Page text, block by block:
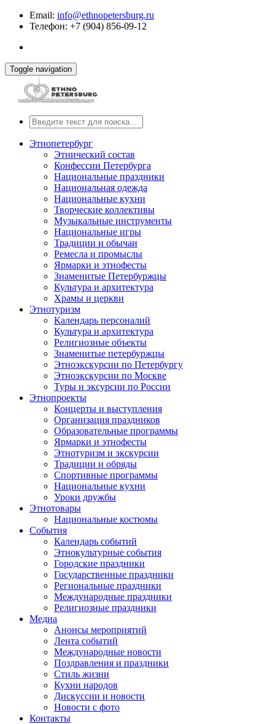
Email: info@ethnopetersburg.ru
Телефон: +7 (904) 856-09-12
Toggle navigation
Этнопетербург
Этнический состав
Конфессии Петербурга
Национальные праздники
Национальная одежда
Национальные кухни
Творческие коллективы
Музыкальные инструменты
Национальные игры
Традиции и обычаи
Ремесла и промыслы
Ярмарки и этнофесты
Знаменитые Петербуржцы
Культура и архитектура
Храмы и церкви
Этнотуризм
Календарь персоналий
Культура и архитектура
Религиозные объекты
Знаменитые петербуржцы
Этноэкскурсии по Петербургу
Этноэкскурсии по Москве
Туры и эксурсии по России
Этнопроекты
Концерты и выступления
Организация праздников
Образовательные программы
Ярмарки и этнофесты
Этнотуризм и экскурсии
Традиции и обряды
Спортивные программы
Национальные кухни
Уроки дружбы
Этнотовары
Национальные костюмы
События
Календарь событий
Этнокультурные события
Городские праздники
Государственные праздники
Региональные праздники
Международные праздники
Религиозные праздники
Медиа
Анонсы мероприятий
Лента событий
Международные новости
Поздравления и праздники
Cтиль жизни
Кухни народов
Дискуссии и новости
Новости с фото
Контакты